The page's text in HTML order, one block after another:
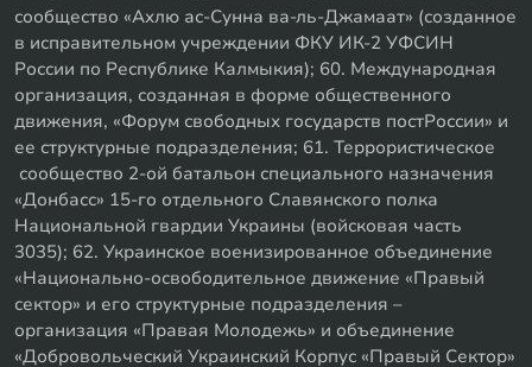
сообщество «Ахлю ас-Сунна ва-ль-Джамаат» (созданное
в исправительном учреждении ФКУ ИК-2 УФСИН
России по Республике Калмыкия); 60. Международная
организация, созданная в форме общественного
движения, «Форум свободных государств постРоссии» и
ее структурные подразделения; 61. Террористическое
сообщество 2-ой батальон специального назначения
«Донбасс» 15-го отдельного Славянского полка
Национальной гвардии Украины (войсковая часть
3035); 62. Украинское военизированное объединение
«Национально-освободительное движение «Правый
сектор» и его структурные подразделения –
организация «Правая Молодежь» и объединение
«Добровольческий Украинский Корпус «Правый Сектор»